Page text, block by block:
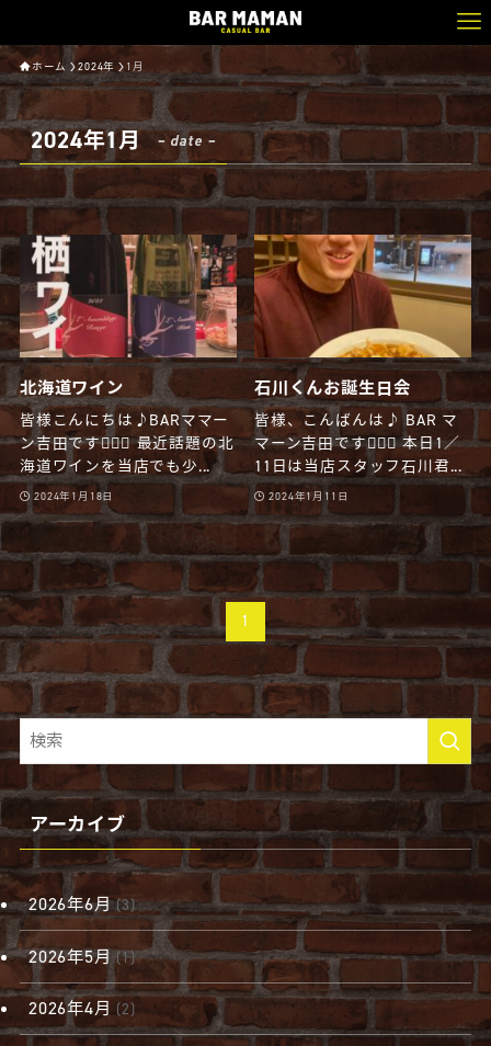
ホーム 2024年 1月
2024年1月 – date –
北海道ワイン
皆様こんにちは♪BARママー
ン吉田です🧔🏻‍♂️ 最近話題の北
海道ワインを当店でも少...
2024年1月18日
石川くんお誕生日会
皆様、こんばんは♪ BAR マ
マーン吉田です🧔🏻‍♂️ 本日1／
11日は当店スタッフ石川君...
2024年1月11日
1
アーカイブ
2026年6月(3)
2026年5月(1)
2026年4月 (2)